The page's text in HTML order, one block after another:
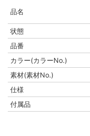
品名
状態
品番
カラー(カラーNo.)
素材(素材No.)
仕様
付属品